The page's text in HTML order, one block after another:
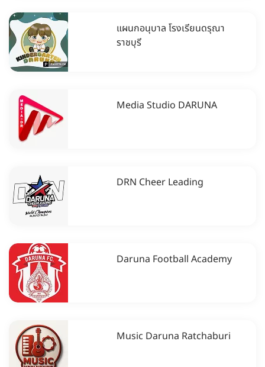
แผนกอนุบาล โรงเรียนดรุณา
ราชบุรี
Media Studio DARUNA
DRN Cheer Leading
Daruna Football Academy
Music Daruna Ratchaburi